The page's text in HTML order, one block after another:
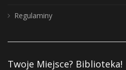
Regulaminy
Twoje Miejsce? Biblioteka!